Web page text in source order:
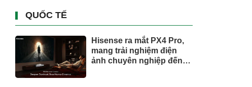
QUỐC TẾ
Hisense ra mắt PX4 Pro,
mang trải nghiệm điện
ảnh chuyên nghiệp đến